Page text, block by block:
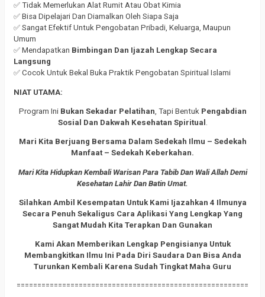
✅ Tidak Memerlukan Alat Rumit Atau Obat Kimia
✅ Bisa Dipelajari Dan Diamalkan Oleh Siapa Saja
✅ Sangat Efektif Untuk Pengobatan Pribadi, Keluarga, Maupun
Umum
✅ Mendapatkan Bimbingan Dan Ijazah Lengkap Secara
Langsung
✅ Cocok Untuk Bekal Buka Praktik Pengobatan Spiritual Islami
NIAT UTAMA:
Program Ini Bukan Sekadar Pelatihan , Tapi Bentuk Pengabdian
Sosial Dan Dakwah Kesehatan Spiritual
Mari Kita Berjuang Bersama Dalam Sedekah Ilmu – Sedekah
Manfaat – Sedekah Keberkahan.
Mari Kita Hidupkan Kembali Warisan Para Tabib Dan Wali Allah Demi
Kesehatan Lahir Dan Batin Umat.
Silahkan Ambil Kesempatan Untuk Kami Ijazahkan 4 Ilmunya
Secara Penuh Sekaligus Cara Aplikasi Yang Lengkap Yang
Sangat Mudah Kita Terapkan Dan Gunakan
Kami Akan Memberikan Lengkap Pengisianya Untuk
Membangkitkan Ilmu Ini Pada Diri Saudara Dan Bisa Anda
Turunkan Kembali Karena Sudah Tingkat Maha Guru
========================================================